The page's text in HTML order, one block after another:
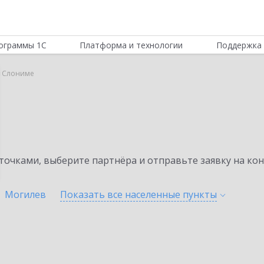
1С Платформа и технологии Поддержка
Слониме
выберите партнёра и отправьте заявку на
Могилев Показать все населенные пункты